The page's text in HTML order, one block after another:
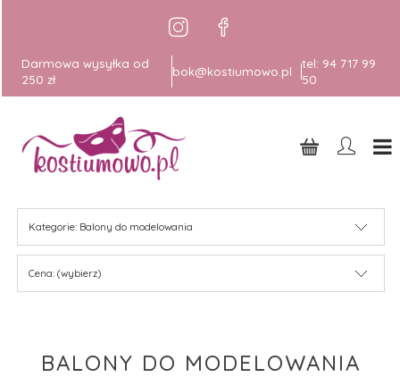
Darmowa wysyłka od
250 zł
bok@kostiumowo.pl
tel: 94 717 99
50
Kategorie: Balony do modelowania
Cena: (wybierz)
BALONY DO MODELOWANIA